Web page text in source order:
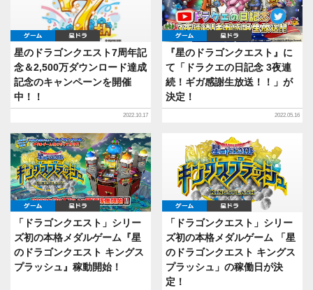
ゲーム 星ドラ
星のドラゴンクエスト7周年記
念＆2,500万ダウンロード達成
記念のキャンペーンを開催
中！！
2022.10.17
ゲーム 星ドラ
『星のドラゴンクエスト』に
て「ドラクエの日記念 3夜連
続！ギガ感謝生放送！！」が
決定！
2022.05.16
ゲーム 星ドラ
「ドラゴンクエスト」シリー
ズ初の本格メダルゲーム『星
のドラゴンクエスト キングス
プラッシュ』稼動開始！
ゲーム 星ドラ
「ドラゴンクエスト」シリー
ズ初の本格メダルゲーム 「星
のドラゴンクエスト キングス
プラッシュ」の稼働日が決
定！